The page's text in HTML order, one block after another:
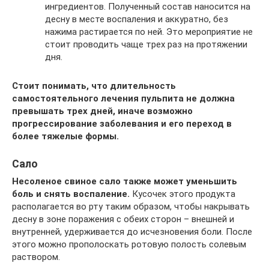
ингредиентов. Полученный состав наносится на
десну в месте воспаления и аккуратно, без
нажима растирается по ней. Это мероприятие не
стоит проводить чаще трех раз на протяжении
дня.
Стоит понимать, что длительность
самостоятельного лечения пульпита не должна
превышать трех дней, иначе возможно
прогрессирование заболевания и его переход в
более тяжелые формы.
Сало
Несоленое свиное сало также может уменьшить
боль и снять воспаление. Кусочек этого продукта
располагается во рту таким образом, чтобы накрывать
десну в зоне поражения с обеих сторон – внешней и
внутренней, удерживается до исчезновения боли. После
этого можно прополоскать ротовую полость солевым
раствором.